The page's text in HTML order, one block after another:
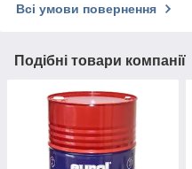
Всі умови повернення
Подібні товари компанії